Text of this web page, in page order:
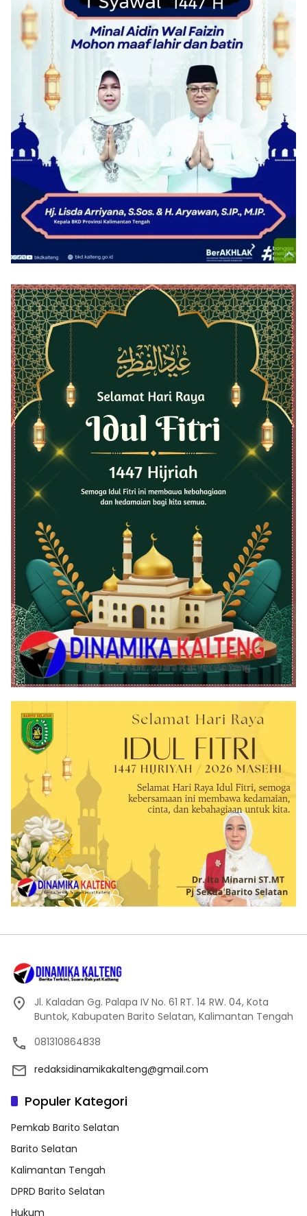
Jl. Kaladan Gg. Palapa IV No. 61 RT. 14 RW. 04, Kota
Buntok, Kabupaten Barito Selatan, Kalimantan Tengah
081310864838
redaksidinamikakalteng@gmail.com
Populer Kategori
Pemkab Barito Selatan
Barito Selatan
Kalimantan Tengah
DPRD Barito Selatan
Hukum